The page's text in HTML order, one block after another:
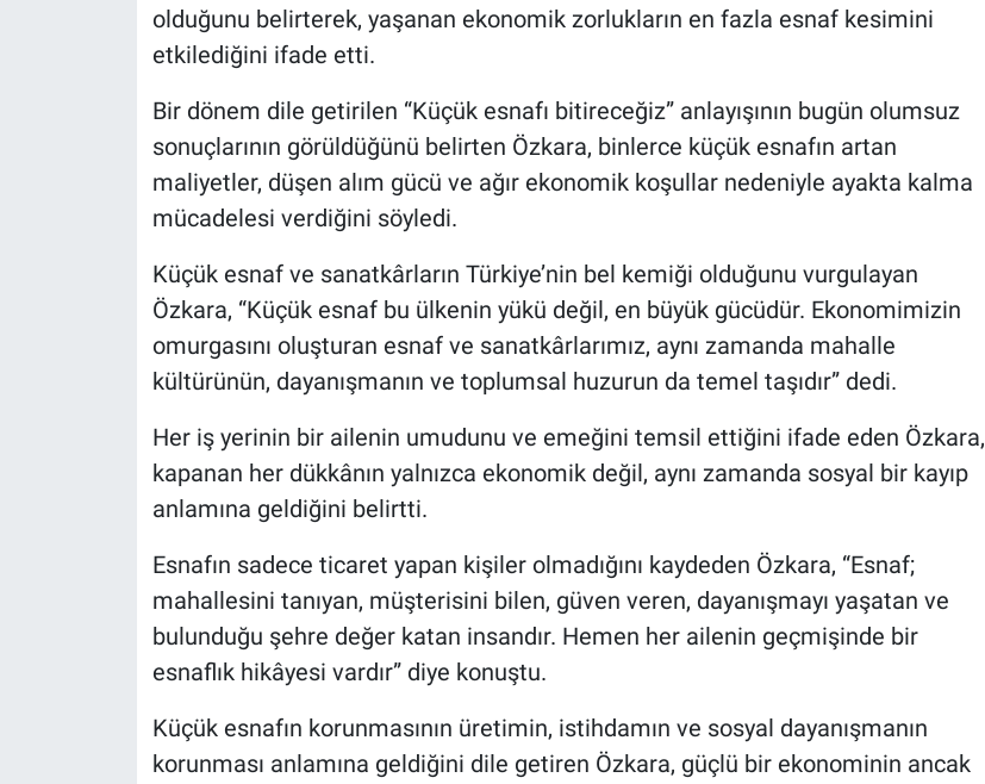
olduğunu belirterek, yaşanan ekonomik zorlukların en fazla esnaf kesimini
etkilediğini ifade etti.
Bir dönem dile getirilen “Küçük esnafı bitireceğiz” anlayışının bugün olumsuz
sonuçlarının görüldüğünü belirten Özkara, binlerce küçük esnafın artan
maliyetler, düşen alım gücü ve ağır ekonomik koşullar nedeniyle ayakta kalma
mücadelesi verdiğini söyledi.
Küçük esnaf ve sanatkârların Türkiye’nin bel kemiği olduğunu vurgulayan
Özkara, “Küçük esnaf bu ülkenin yükü değil, en büyük gücüdür. Ekonomimizin
omurgasını oluşturan esnaf ve sanatkârlarımız, aynı zamanda mahalle
kültürünün, dayanışmanın ve toplumsal huzurun da temel taşıdır” dedi.
Her iş yerinin bir ailenin umudunu ve emeğini temsil ettiğini ifade eden Özkara,
kapanan her dükkânın yalnızca ekonomik değil, aynı zamanda sosyal bir kayıp
anlamına geldiğini belirtti.
Esnafın sadece ticaret yapan kişiler olmadığını kaydeden Özkara, “Esnaf;
mahallesini tanıyan, müşterisini bilen, güven veren, dayanışmayı yaşatan ve
bulunduğu şehre değer katan insandır. Hemen her ailenin geçmişinde bir
esnaflık hikâyesi vardır” diye konuştu.
Küçük esnafın korunmasının üretimin, istihdamın ve sosyal dayanışmanın
korunması anlamına geldiğini dile getiren Özkara, güçlü bir ekonominin ancak